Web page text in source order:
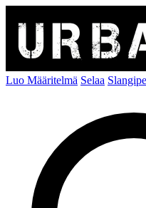
Luo Määritelmä Selaa